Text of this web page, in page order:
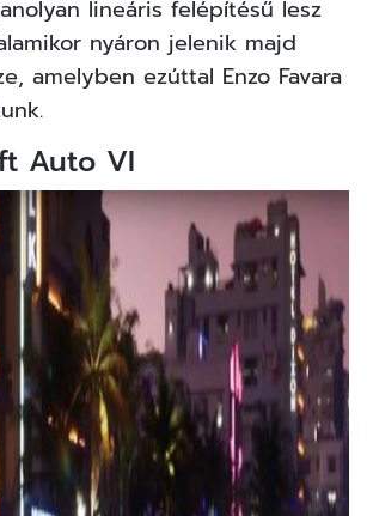
lineáris felépítésű lesz
nyáron jelenik majd
amelyben ezúttal Enzo Favara
Auto VI